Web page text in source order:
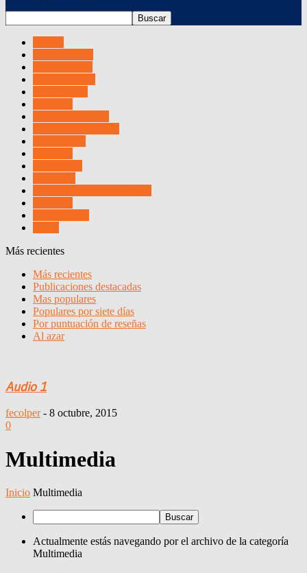
Más recientes
Más recientes
Publicaciones destacadas
Mas populares
Populares por siete días
Por puntuación de reseñas
Al azar
Audio 1
fecolper - 8 octubre, 2015
0
Multimedia
Inicio Multimedia
Actualmente estás navegando por el archivo de la categoría
Multimedia